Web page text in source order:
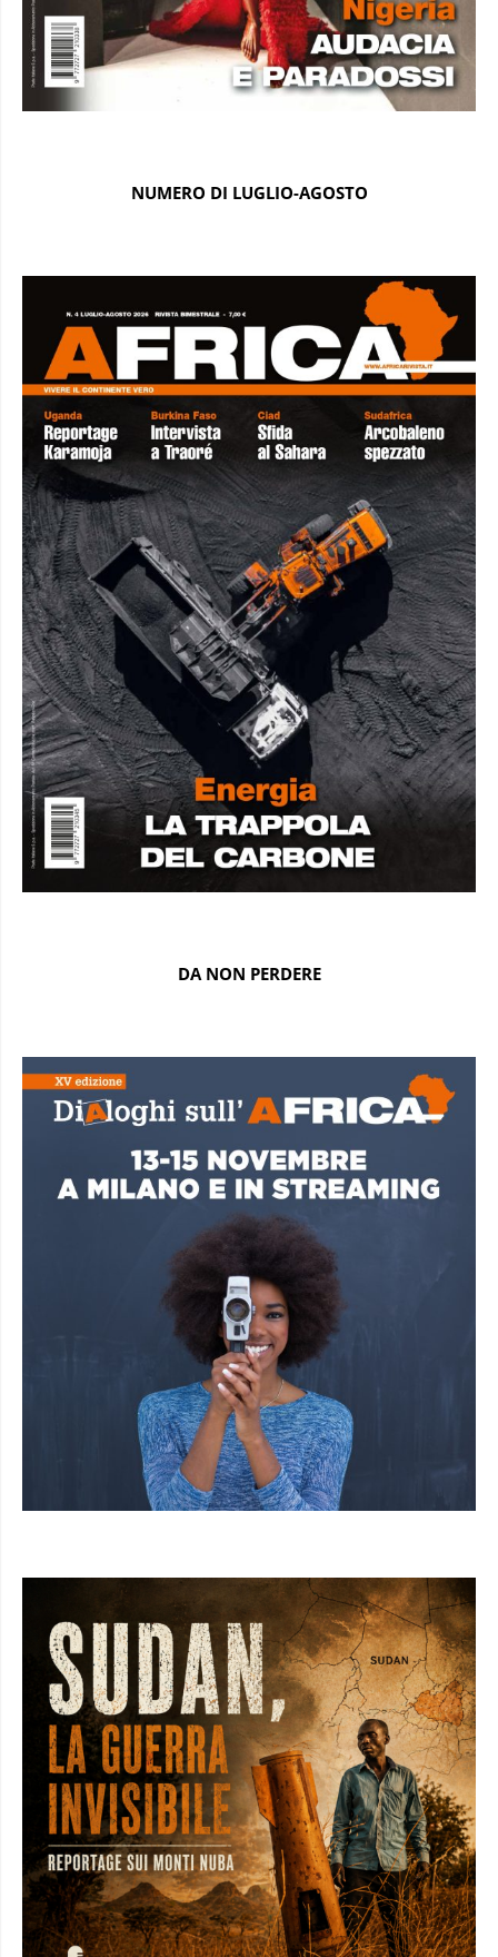
NUMERO DI LUGLIO-AGOSTO
DA NON PERDERE